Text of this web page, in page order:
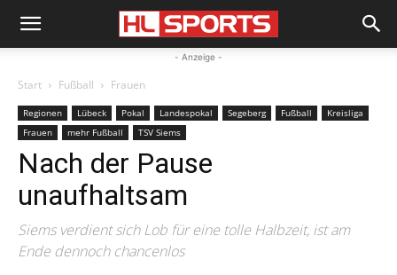
- Anzeige -
Start Fußball Frauen
Regionen Lübeck Pokal Landespokal Segeberg Fußball
Kreisliga
Frauen
mehr Fußball TSV Siems
Nach der Pause
unaufhaltsam
Siems verdient sich Lob für eine tolle Halbzeit, ist am
Ende dennoch chancenlos